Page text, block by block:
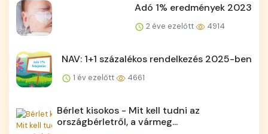
Adó 1% eredmények 2023
2 éve ezelőtt 4914
NAV: 1+1 százalékos rendelkezés 2025-ben
1 év ezelőtt 4661
Bérlet kisokos - Mit kell tudni az
országbérletről, a vármeg...